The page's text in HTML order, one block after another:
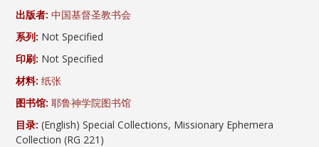
出版者: 中国基督圣教书会
系列: Not Specified
印刷: Not Specified
材料: 纸张
图书馆: 耶鲁神学院图书馆
目录: (English) Special Collections, Missionary Ephemera
Collection (RG 221)